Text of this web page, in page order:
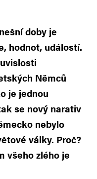
doby je
hodnot, událostí.
Němců
je jednou
se nový narativ
nebylo
války. Proč?
všeho zlého je